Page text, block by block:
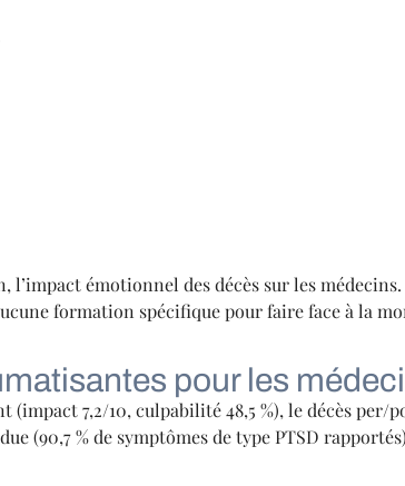
émotionnel des décès sur les
formation spécifique pour faire face à la
pour les
7,2/10, culpabilité 48,5 %), le décès
(90,7 % de symptômes de type PTSD